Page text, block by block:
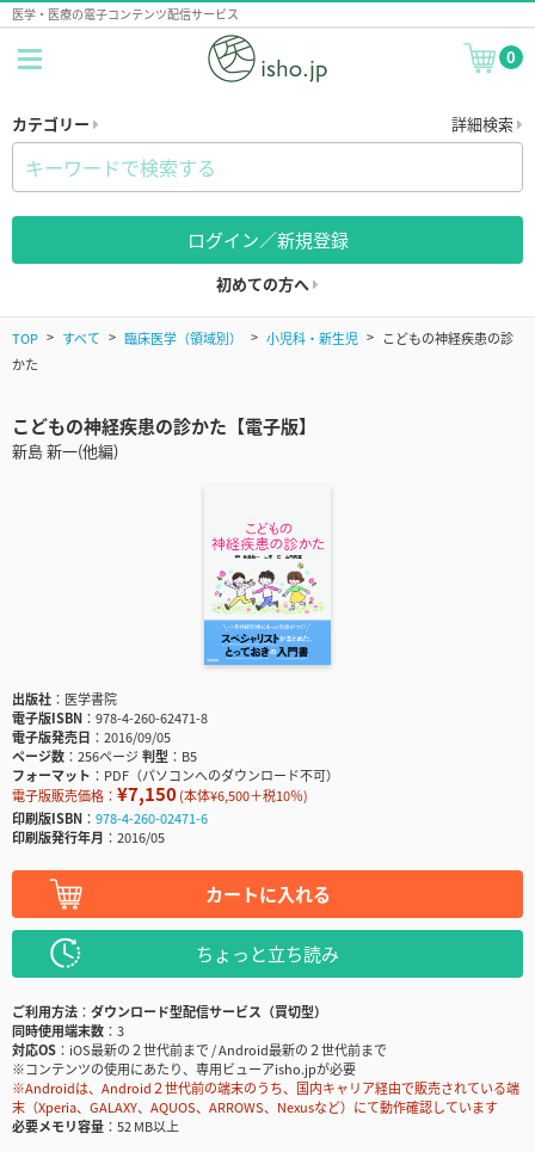
医学・医療の電子コンテンツ配信サービス
0
カテゴリー 詳細検索
ログイン／新規登録
初めての方へ
TOP すべて 臨床医学（領域別） 小児科・新生児
こどもの神経疾患の診
かた
こどもの神経疾患の診かた【電子版】
新島 新一(他編)
出版社
医学書院
電子版ISBN
978-4-260-62471-8
電子版発売日
2016/09/05
ページ数
256ページ判型
B5
フォーマット
PDF（パソコンへのダウンロード不可）
電子版販売価格： ¥7,150(本体¥6,500＋税10％)
印刷版ISBN
978-4-260-02471-6
印刷版発行年月
2016/05
カートに入れる
ちょっと立ち読み
ご利用方法
ダウンロード型配信サービス（買切型）
同時使用端末数
3
対応OS
iOS最新の２世代前まで / Android最新の２世代前まで
※コンテンツの使用にあたり、専用ビューアisho.jpが必要
※Androidは、Android２世代前の端末のうち、国内キャリア経由で販売されている端
末（Xperia、GALAXY、AQUOS、ARROWS、Nexusなど）にて動作確認しています
必要メモリ容量
52 MB以上